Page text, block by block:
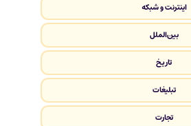
اینترنت و شبکه
بین‌الملل
تاریخ
تبلیغات
تجارت